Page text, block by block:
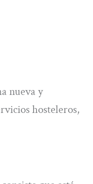
nueva y
hosteleros,